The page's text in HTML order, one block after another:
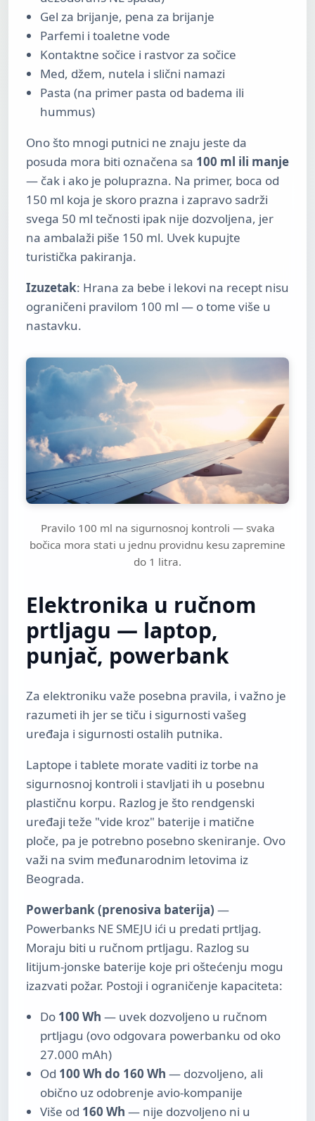
Gel za brijanje, pena za brijanje
Parfemi i toaletne vode
Kontaktne sočice i rastvor za sočice
Med, džem, nutela i slični namazi
Pasta (na primer pasta od badema ili
hummus)
Ono što mnogi putnici ne znaju jeste da
posuda mora biti označena sa 100 ml ili manje
— čak i ako je poluprazna. Na primer, boca od
150 ml koja je skoro prazna i zapravo sadrži
svega 50 ml tečnosti ipak nije dozvoljena, jer
na ambalaži piše 150 ml. Uvek kupujte
turistička pakiranja.
Izuzetak: Hrana za bebe i lekovi na recept nisu
ograničeni pravilom 100 ml — o tome više u
nastavku.
Pravilo 100 ml na sigurnosnoj kontroli — svaka
bočica mora stati u jednu providnu kesu zapremine
do 1 litra.
Elektronika u ručnom
prtljagu — laptop,
punjač, powerbank
Za elektroniku važe posebna pravila, i važno je
razumeti ih jer se tiču i sigurnosti vašeg
uređaja i sigurnosti ostalih putnika.
Laptope i tablete morate vaditi iz torbe na
sigurnosnoj kontroli i stavljati ih u posebnu
plastičnu korpu. Razlog je što rendgenski
uređaji teže "vide kroz" baterije i matične
ploče, pa je potrebno posebno skeniranje. Ovo
važi na svim međunarodnim letovima iz
Beograda.
Powerbank (prenosiva baterija) —
Powerbanks NE SMEJU ići u predati prtljag.
Moraju biti u ručnom prtljagu. Razlog su
litijum-jonske baterije koje pri oštećenju mogu
izazvati požar. Postoji i ograničenje kapaciteta:
Do 100 Wh — uvek dozvoljeno u ručnom
prtljagu (ovo odgovara powerbanku od oko
27.000 mAh)
Od 100 Wh do 160 Wh — dozvoljeno, ali
obično uz odobrenje avio-kompanije
Više od 160 Wh — nije dozvoljeno ni u